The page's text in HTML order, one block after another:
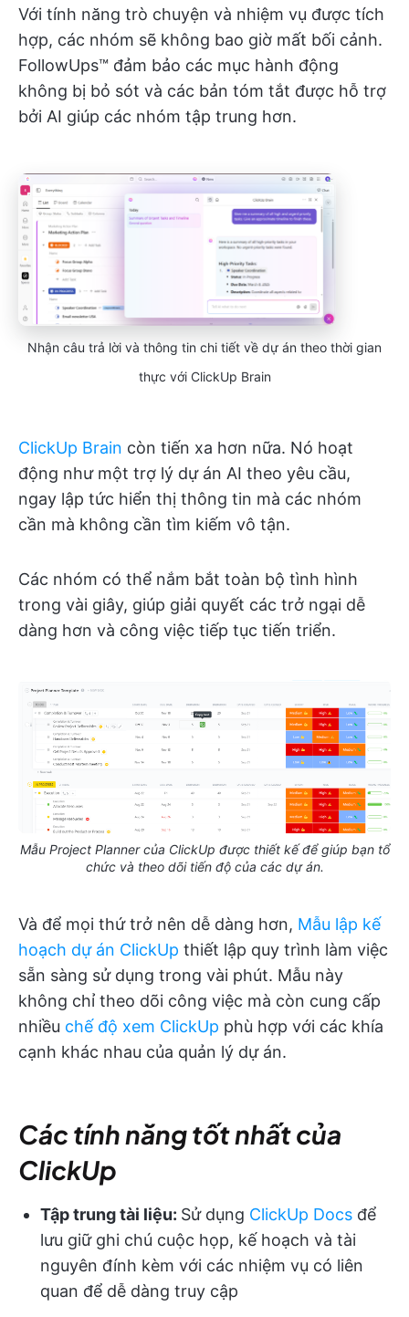
Với tính năng trò chuyện và nhiệm vụ được tích
hợp, các nhóm sẽ không bao giờ mất bối cảnh.
FollowUps™ đảm bảo các mục hành động
không bị bỏ sót và các bản tóm tắt được hỗ trợ
bởi AI giúp các nhóm tập trung hơn.
Nhận câu trả lời và thông tin chi tiết về dự án theo thời gian
thực với ClickUp Brain
ClickUp Brain còn tiến xa hơn nữa. Nó hoạt
động như một trợ lý dự án AI theo yêu cầu,
ngay lập tức hiển thị thông tin mà các nhóm
cần mà không cần tìm kiếm vô tận.
Các nhóm có thể nắm bắt toàn bộ tình hình
trong vài giây, giúp giải quyết các trở ngại dễ
dàng hơn và công việc tiếp tục tiến triển.
Mẫu Project Planner của ClickUp được thiết kế để giúp bạn tổ
chức và theo dõi tiến độ của các dự án.
Và để mọi thứ trở nên dễ dàng hơn, Mẫu lập kế
hoạch dự án ClickUp thiết lập quy trình làm việc
sẵn sàng sử dụng trong vài phút. Mẫu này
không chỉ theo dõi công việc mà còn cung cấp
nhiều chế độ xem ClickUp phù hợp với các khía
cạnh khác nhau của quản lý dự án.
Các tính năng tốt nhất của
ClickUp
Tập trung tài liệu: Sử dụng ClickUp Docs để
lưu giữ ghi chú cuộc họp, kế hoạch và tài
nguyên đính kèm với các nhiệm vụ có liên
quan để dễ dàng truy cập